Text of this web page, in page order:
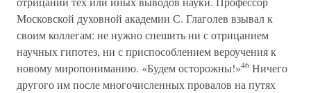
Московской духовной академии С. Глаголев взывал к
своим коллегам: не нужно спешить ни с отрицанием
научных гипотез, ни с приспособлением вероучения к
новому миропониманию. «Будем осторожны!»46 Ничего
другого им после многочисленных провалов на путях